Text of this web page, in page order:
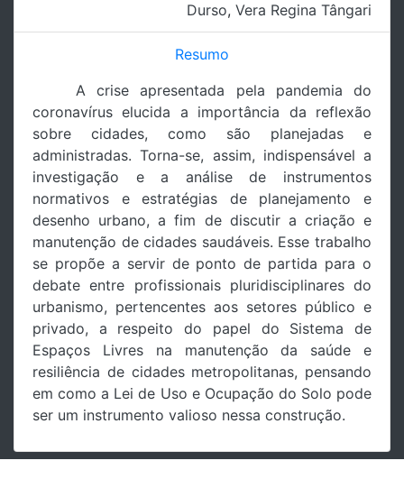
Durso, Vera Regina Tângari
Resumo
A crise apresentada pela pandemia do
coronavírus elucida a importância da reflexão
sobre cidades, como são planejadas e
administradas. Torna-se, assim, indispensável a
investigação e a análise de instrumentos
normativos e estratégias de planejamento e
desenho urbano, a fim de discutir a criação e
manutenção de cidades saudáveis. Esse trabalho
se propõe a servir de ponto de partida para o
debate entre profissionais pluridisciplinares do
urbanismo, pertencentes aos setores público e
privado, a respeito do papel do Sistema de
Espaços Livres na manutenção da saúde e
resiliência de cidades metropolitanas, pensando
em como a Lei de Uso e Ocupação do Solo pode
ser um instrumento valioso nessa construção.